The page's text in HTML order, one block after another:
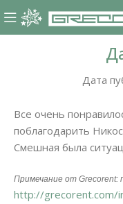
Дата
Все очень
поблагодарить
Смешная была
Примечание от Grecorent:
http://grecorent.com/